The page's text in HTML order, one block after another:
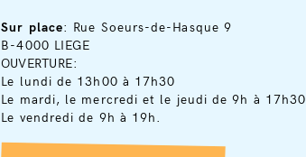
Sur place: Rue Soeurs-de-Hasque 9
B-4000 LIEGE
OUVERTURE:
Le lundi de 13h00 à 17h30
Le mardi, le mercredi et le jeudi de 9h à 17h30
Le vendredi de 9h à 19h.